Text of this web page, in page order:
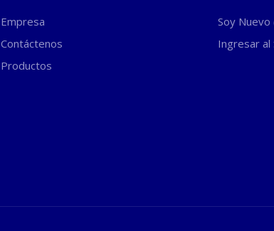
Empresa
Contáctenos
Productos
Soy
Ingresar al